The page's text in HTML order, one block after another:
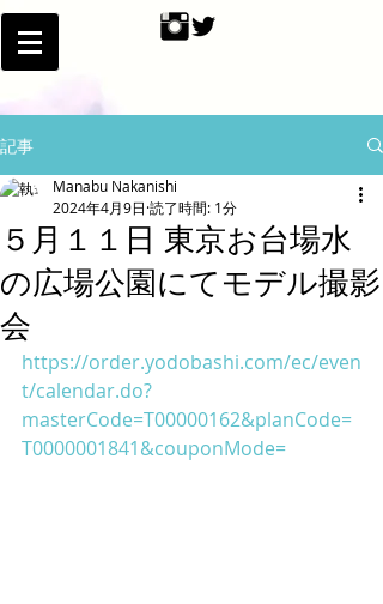
記事
５月１１日 東京お台場水
の広場公園にてモデル撮影
会
Manabu Nakanishi
2024年4月9日 読了時間: 1分
https://order.yodobashi.com/ec/even
t/calendar.do?
masterCode=T00000162&planCode=
T0000001841&couponMode=